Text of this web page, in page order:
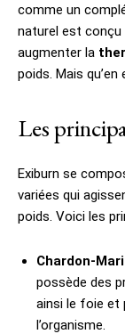
comme un
naturel est conçu
augmenter la
poids. Mais
Les
Exiburn se
variées qui
poids. Voici les
Chardon-
possède des
ainsi le foie et
l’organisme.